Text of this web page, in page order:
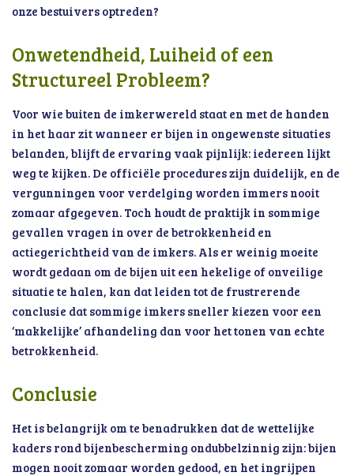
onze bestuivers optreden?
Onwetendheid, Luiheid of een
Structureel Probleem?
Voor wie buiten de imkerwereld staat en met de handen
in het haar zit wanneer er bijen in ongewenste situaties
belanden, blijft de ervaring vaak pijnlijk: iedereen lijkt
weg te kijken. De officiële procedures zijn duidelijk, en de
vergunningen voor verdelging worden immers nooit
zomaar afgegeven. Toch houdt de praktijk in sommige
gevallen vragen in over de betrokkenheid en
actiegerichtheid van de imkers. Als er weinig moeite
wordt gedaan om de bijen uit een hekelige of onveilige
situatie te halen, kan dat leiden tot de frustrerende
conclusie dat sommige imkers sneller kiezen voor een
‘makkelijke’ afhandeling dan voor het tonen van echte
betrokkenheid.
Conclusie
Het is belangrijk om te benadrukken dat de wettelijke
kaders rond bijenbescherming ondubbelzinnig zijn: bijen
mogen nooit zomaar worden gedood, en het ingrijpen